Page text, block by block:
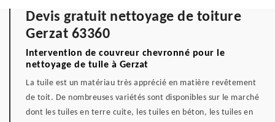
Devis gratuit nettoyage de toiture
Gerzat 63360
Intervention de couvreur chevronné pour le
nettoyage de tuile à Gerzat
La tuile est un matériau très apprécié en matière revêtement
de toit. De nombreuses variétés sont disponibles sur le marché
dont les tuiles en terre cuite, les tuiles en béton, les tuiles en